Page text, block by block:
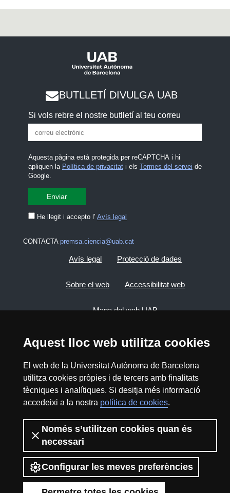
Aquest lloc web utilitza cookies
El web de la Universitat Autònoma de Barcelona
utilitza cookies pròpies i de tercers amb finalitats
tècniques i analítiques. Si desitja més informació
accedeixi a la nostra política de cookies.
Només s’utilitzen cookies quan és
necessari
Configurar les meves preferències
BUTLLETÍ DIVULGA UAB
Si vols rebre el nostre butlletí al teu correu
Aquesta pàgina està protegida per reCAPTCHA i hi
apliquen la Política de privacitati els Termes del servei de
Google.
He llegit i accepto l' Avís legal
CONTACTA premsa.ciencia@uab.cat
Avís legal Protecció de dades
Sobre el web Accessibilitat web
Mapa del web UAB
2026 Divulga UAB - Creative Commons
ISSN: 2014-6388
View low-bandwidth version